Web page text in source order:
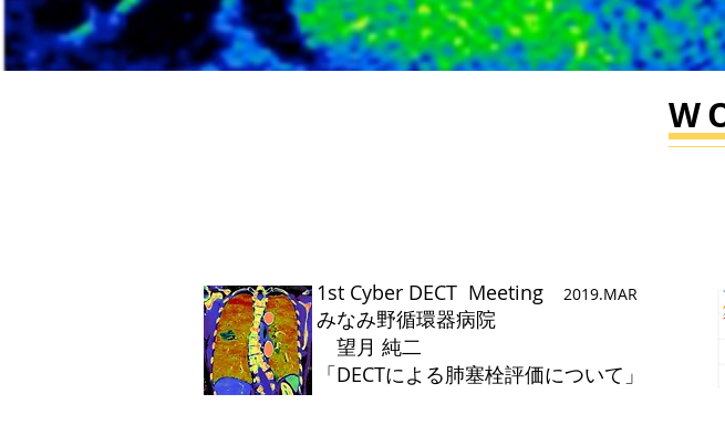
1st Cyber DECT Meeting 2019.MAR
みなみ野循環器病院
望月 純二
​「DECTによる肺塞栓評価について」